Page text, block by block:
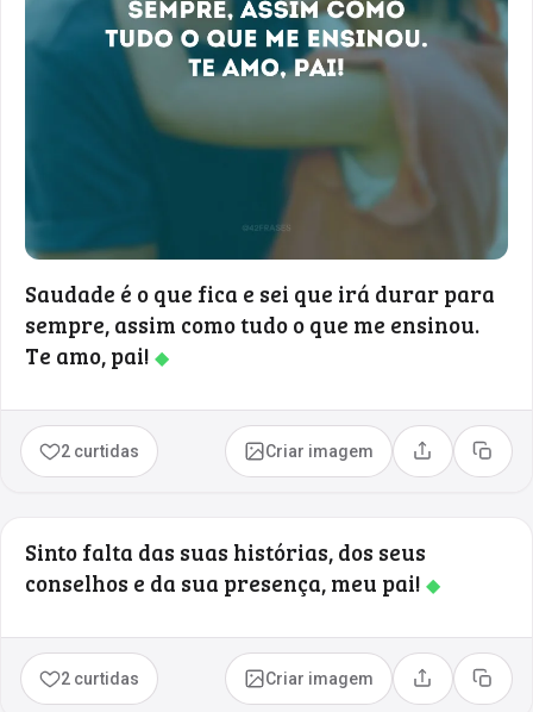
Saudade é o que fica e sei que irá durar para
sempre, assim como tudo o que me ensinou.
Te amo, pai! ◆
2 curtidas Criar imagem Compartilhar
Copiar
Sinto falta das suas histórias, dos seus
conselhos e da sua presença, meu pai! ◆
2 curtidas Criar imagem Compartilhar
Copiar